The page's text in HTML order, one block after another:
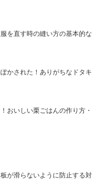
を直す時の縫い方の基本的な
かされた！ありがちなドタキ
おいしい栗ごはんの作り方・
が滑らないように防止する対